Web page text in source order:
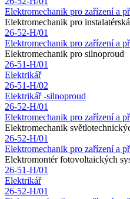
Elektromechanik pro zařízení a
Elektromechanik pro
26-52-H/01
Elektromechanik pro zařízení a
Elektromechanik pro silnoproud
26-51-H/01
Elektrikář
26-51-H/02
Elektrikář -silnoproud
26-52-H/01
Elektromechanik pro zařízení a
Elektromechanik
26-52-H/01
Elektromechanik pro zařízení a
Elektromontér fotovoltaických
26-51-H/01
Elektrikář
26-52-H/01